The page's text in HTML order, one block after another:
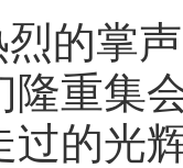
的掌
隆重集
过的光